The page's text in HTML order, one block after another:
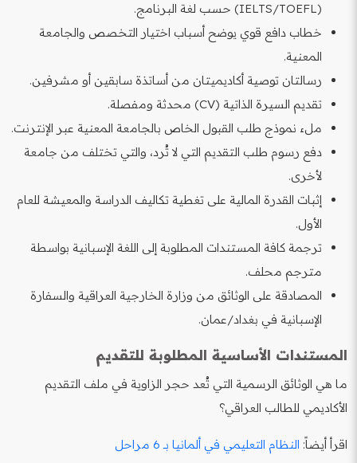
(IELTS/TOEFL) حسب لغة البرنامج.
خطاب دافع قوي يوضح أسباب اختيار التخصص والجامعة
المعنية.
رسالتان توصية أكاديميتان من أساتذة سابقين أو مشرفين.
تقديم السيرة الذاتية (CV) محدثة ومفصلة.
ملء نموذج طلب القبول الخاص بالجامعة المعنية عبر الإنترنت.
دفع رسوم طلب التقديم التي لا تُرد، والتي تختلف من جامعة
لأخرى.
إثبات القدرة المالية على تغطية تكاليف الدراسة والمعيشة للعام
الأول.
ترجمة كافة المستندات المطلوبة إلى اللغة الإسبانية بواسطة
مترجم محلف.
المصادقة على الوثائق من وزارة الخارجية العراقية والسفارة
الإسبانية في بغداد/عمان.
المستندات الأساسية المطلوبة للتقديم
ما هي الوثائق الرسمية التي تُعد حجر الزاوية في ملف التقديم
الأكاديمي للطالب العراقي؟
اقرأ أيضاً: النظام التعليمي في ألمانيا بـ 6 مراحل